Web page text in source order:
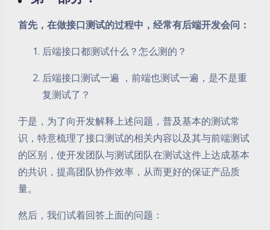
首先，在做接口测试的过程中，经常有后端开发会问：
后端接口都测试什么？怎么测的？
后端接口测试一遍 ，前端也测试一遍，是不是重
复测试了？
于是，为了向开发解释上述问题，普及基本的测试常
识，特意梳理了接口测试的相关内容以及其与前端测试
的区别，使开发团队与测试团队在测试这件上达成基本
的共识，提高团队协作效率，从而更好的保证产品质
量。
然后，我们试着回答上面的问题：